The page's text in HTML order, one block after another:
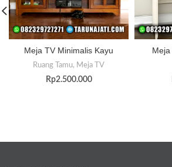
Meja TV Minimalis Kayu
Ruang Tamu, Meja TV
Rp2.500.000